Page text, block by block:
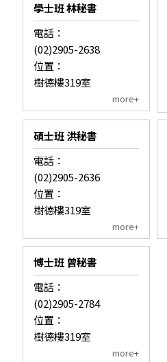
學士班 林秘書
電話：
(02)2905-2638
位置：
樹德樓319室
more+
碩士班 洪秘書
電話：
(02)2905-2636
位置：
樹德樓319室
more+
博士班 曾秘書
電話：
(02)2905-2784
位置：
樹德樓319室
more+